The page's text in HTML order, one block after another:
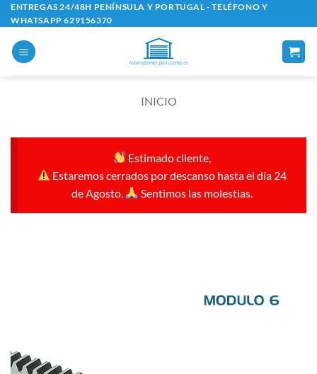
Saltar
al
contenido
ENTREGAS 24/48H PENÍNSULA Y PORTUGAL - TELÉFONO Y
WHATSAPP 629156370
INICIO
Estimado cliente,
Estaremos cerrados por descanso hasta el día 24
de Agosto.
Sentimos las molestias.